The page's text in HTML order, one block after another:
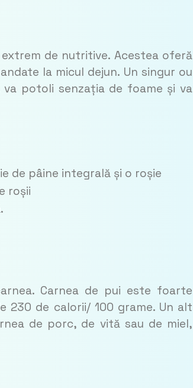
de nutritive. Acestea oferă
la micul dejun. Un singur ou
potoli senzația de foame și va
de pâine integrală și o roșie
roșii
Carnea de pui este foarte
de calorii/ 100 grame. Un alt
de porc, de vită sau de miel,